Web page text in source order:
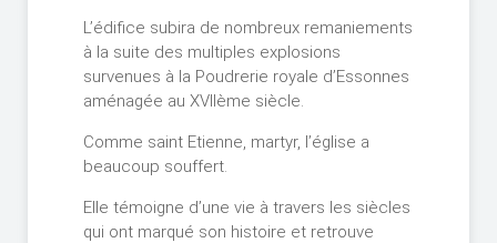
L’édifice subira de nombreux remaniements
à la suite des multiples explosions
survenues à la Poudrerie royale d’Essonnes
aménagée au XVIIème siècle.
Comme saint Etienne, martyr, l’église a
beaucoup souffert.
Elle témoigne d’une vie à travers les siècles
qui ont marqué son histoire et retrouve